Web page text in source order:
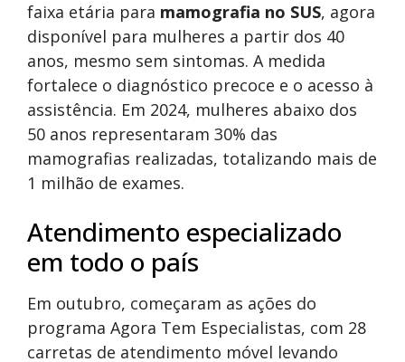
faixa etária para mamografia no SUS, agora
disponível para mulheres a partir dos 40
anos, mesmo sem sintomas. A medida
fortalece o diagnóstico precoce e o acesso à
assistência. Em 2024, mulheres abaixo dos
50 anos representaram 30% das
mamografias realizadas, totalizando mais de
1 milhão de exames.
Atendimento especializado
em todo o país
Em outubro, começaram as ações do
programa Agora Tem Especialistas, com 28
carretas de atendimento móvel levando